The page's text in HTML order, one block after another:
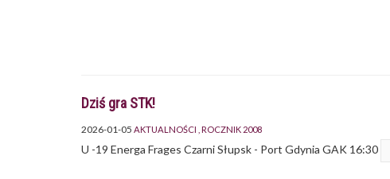
Dziś gra STK!
2026-01-05 AKTUALNOŚCI ROCZNIK 2008
U -19 Energa Frages Czarni Słupsk - Port Gdynia GAK 16:30